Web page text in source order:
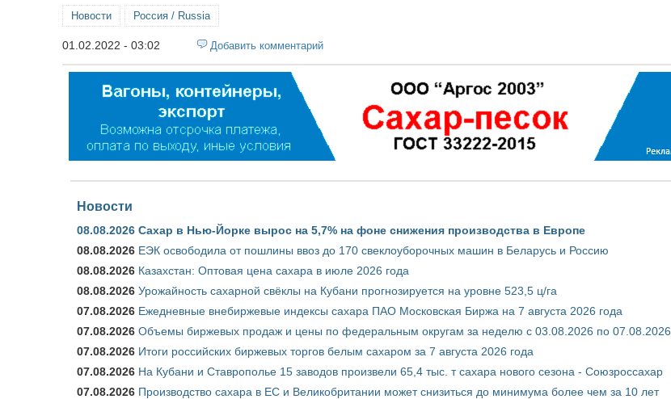
Новости Россия / Russia
01.02.2022 - 03:02 Добавить комментарий
Новости
08.08.2026 Сахар в Нью-Йорке вырос на 5,7% на фоне снижения производства в Европе
08.08.2026 ЕЭК освободила от пошлины ввоз до 170 свеклоуборочных машин в Беларусь и Россию
08.08.2026 Казахстан: Оптовая цена сахара в июле 2026 года
08.08.2026 Урожайность сахарной свёклы на Кубани прогнозируется на уровне 523,5 ц/га
07.08.2026 Ежедневные внебиржевые индексы сахара ПАО Московская Биржа на 7 августа 2026 года
07.08.2026 Объемы биржевых продаж и цены по федеральным округам за неделю с 03.08.2026 по 07.08.2026
07.08.2026 Итоги российских биржевых торгов белым сахаром за 7 августа 2026 года
07.08.2026 На Кубани и Ставрополье 15 заводов произвели 65,4 тыс. т сахара нового сезона - Союзроссахар
07.08.2026 Производство сахара в ЕС и Великобритании может снизиться до минимума более чем за 10 лет